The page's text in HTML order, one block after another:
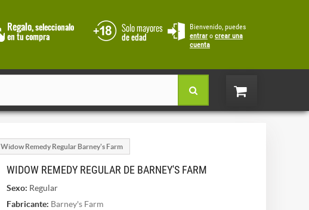
Bienvenido, puedes
entrar o crear una
cuenta
Widow Remedy Regular Barney's Farm
WIDOW REMEDY REGULAR DE BARNEY'S FARM
Sexo: Regular
Fabricante: Barney's Farm